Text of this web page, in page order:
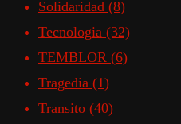
Solidaridad (8)
Tecnologia (32)
TEMBLOR (6)
Tragedia (1)
Transito (40)